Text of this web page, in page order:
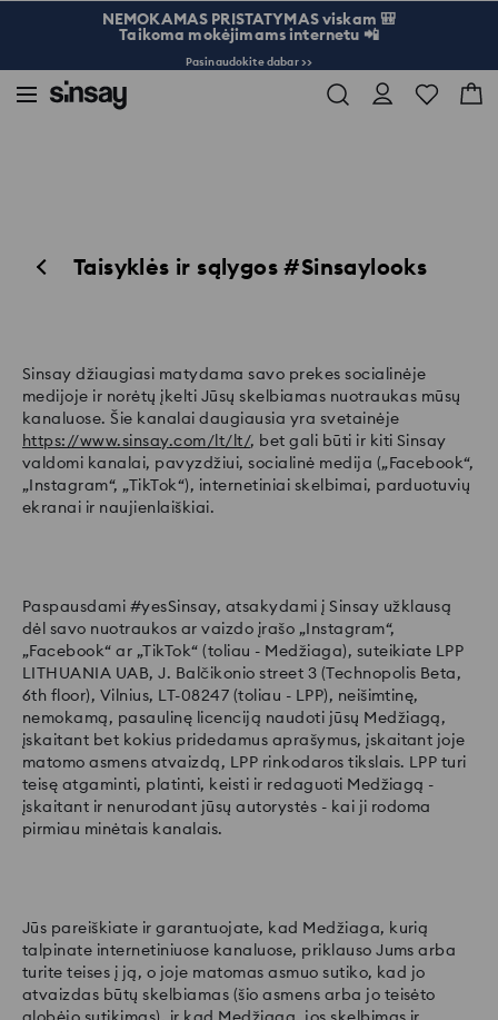
NEMOKAMAS PRISTATYMAS viskam 🎒
Taikoma mokėjimams internetu 📲
Pasinaudokite dabar >>
Taisyklės ir sąlygos #Sinsaylooks
Sinsay džiaugiasi matydama savo prekes socialinėje
medijoje ir norėtų įkelti Jūsų skelbiamas nuotraukas mūsų
kanaluose. Šie kanalai daugiausia yra svetainėje
https://www.sinsay.com/lt/lt/, bet gali būti ir kiti Sinsay
valdomi kanalai, pavyzdžiui, socialinė medija („Facebook“,
„Instagram“, „TikTok“), internetiniai skelbimai, parduotuvių
ekranai ir naujienlaiškiai.
Paspausdami #yesSinsay, atsakydami į Sinsay užklausą
dėl savo nuotraukos ar vaizdo įrašo „Instagram“,
„Facebook“ ar „TikTok“ (toliau - Medžiaga), suteikiate LPP
LITHUANIA UAB, J. Balčikonio street 3 (Technopolis Beta,
6th floor), Vilnius, LT-08247 (toliau - LPP), neišimtinę,
nemokamą, pasaulinę licenciją naudoti jūsų Medžiagą,
įskaitant bet kokius pridedamus aprašymus, įskaitant joje
matomo asmens atvaizdą, LPP rinkodaros tikslais. LPP turi
teisę atgaminti, platinti, keisti ir redaguoti Medžiagą -
įskaitant ir nenurodant jūsų autorystės - kai ji rodoma
pirmiau minėtais kanalais.
Jūs pareiškiate ir garantuojate, kad Medžiaga, kurią
talpinate internetiniuose kanaluose, priklauso Jums arba
turite teises į ją, o joje matomas asmuo sutiko, kad jo
atvaizdas būtų skelbiamas (šio asmens arba jo teisėto